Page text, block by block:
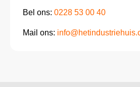
Bel ons: 0228 53 00 40
Mail ons: